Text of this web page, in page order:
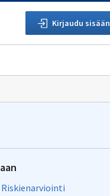
Kirjaudu sisään
Riskienarviointi